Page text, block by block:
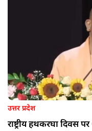
उत्तर प्रदेश
राष्ट्रीय हथकरघा दिवस